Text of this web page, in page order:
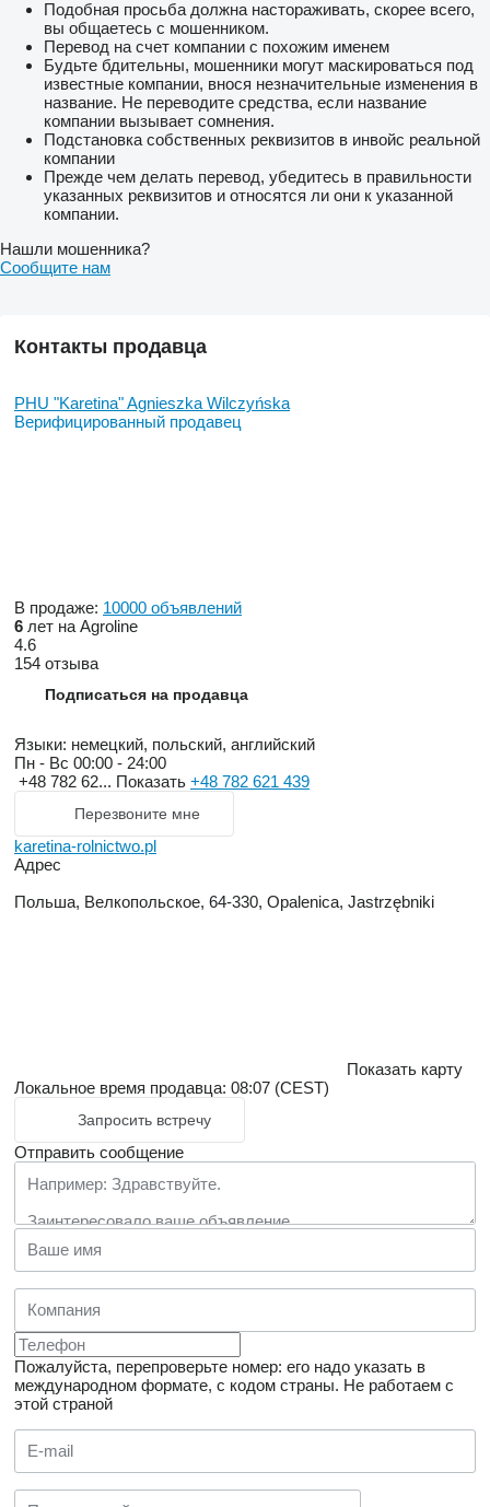
Подобная просьба должна настораживать, скорее всего,
вы общаетесь с мошенником.
Перевод на счет компании с похожим именем
Будьте бдительны, мошенники могут маскироваться под
известные компании, внося незначительные изменения в
название. Не переводите средства, если название
компании вызывает сомнения.
Подстановка собственных реквизитов в инвойс реальной
компании
Прежде чем делать перевод, убедитесь в правильности
указанных реквизитов и относятся ли они к указанной
компании.
Нашли мошенника?
Сообщите нам
Контакты продавца
PHU "Karetina" Agnieszka Wilczyńska
Верифицированный продавец
В продаже: 10000 объявлений
6 лет на Agroline
4.6
154 отзыва
Подписаться на продавца
Языки: немецкий, польский, английский
Пн - Вс 00:00 - 24:00
+48 782 62... Показать +48 782 621 439
Перезвоните мне
karetina-rolnictwo.pl
Адрес
Польша, Велкопольское, 64-330, Opalenica, Jastrzębniki
Показать карту
Локальное время продавца: 08:07 (CEST)
Запросить встречу
Отправить сообщение
Пожалуйста, перепроверьте номер: его надо указать в
международном формате, с кодом страны. Не работаем с
этой страной